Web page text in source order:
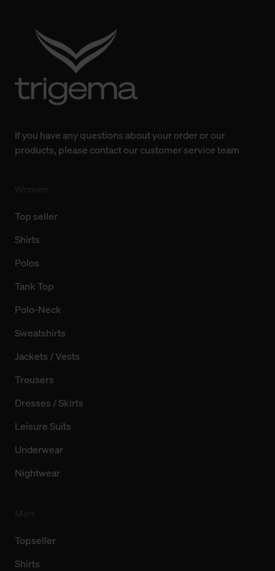
Weitere Informationen über Cookies und Web-
Technologien sowie die Nutzung Ihrer persönlichen Daten
finden Sie in unserer Datenschutzerklärung.
If you have any questions about your order or our
products, please contact our customer service team
Top seller
Shirts
Polos
Tank Top
Polo-Neck
Sweatshirts
Jackets / Vests
Trousers
Dresses / Skirts
Leisure Suits
Underwear
Nightwear
Topseller
Shirts